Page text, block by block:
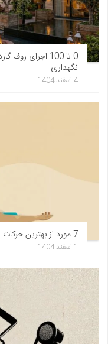
0 تا 100 اجرای
نگهداری
4 اسفند 1404
7 مورد از بهترین حرکات یوگا برای تسکین استرس
1 اسفند 1404